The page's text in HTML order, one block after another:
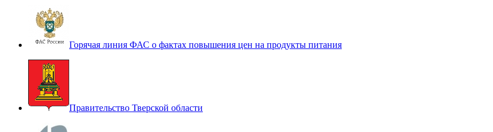
Горячая линия ФАС о фактах повышения цен на продукты питания
Правительство Тверской области